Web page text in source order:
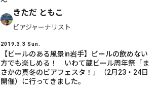
きただ ともこ
ビアジャーナリスト
2019.3.3 Sun.
【ビールのある風景in岩手】ビールの飲めない
方でも楽しめる！ いわて蔵ビール周年祭「ま
さかの真冬のビアフェスタ！」（2月23・24日
開催）に行ってきました。